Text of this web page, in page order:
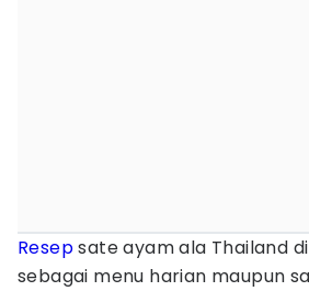
Resepsate ayam ala Thailand
sebagai menu harian maupun